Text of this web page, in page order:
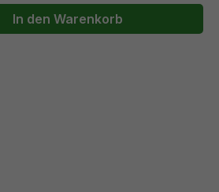
gewünschten Wert
In den Warenkorb